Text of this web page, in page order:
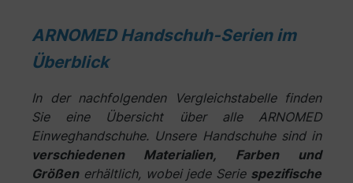
ARNOMED Handschuh-Serien im
Überblick
In der nachfolgenden Vergleichstabelle finden
Sie eine Übersicht über alle ARNOMED
Einweghandschuhe. Unsere Handschuhe sind in
verschiedenen Materialien, Farben und
Größenerhältlich, wobei jede Serie spezifische